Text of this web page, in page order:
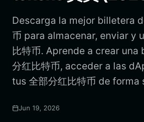
Español (Argentina)
Descarga la mejor billetera
币 para almacenar, enviar y
比特币. Aprende a crear una
分红比特币, acceder a las
tus 全部分红比特币 de forma
Jun 19, 2026